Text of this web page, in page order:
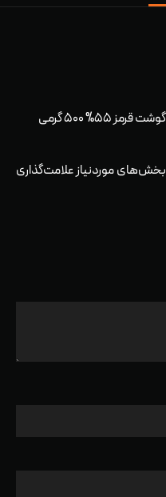
Be the first to review “کوکتل ژاپنی گوشت قرمز ۵۵% ۵۰۰ گرمی
بخش‌های موردنیاز علامت‌گذاری